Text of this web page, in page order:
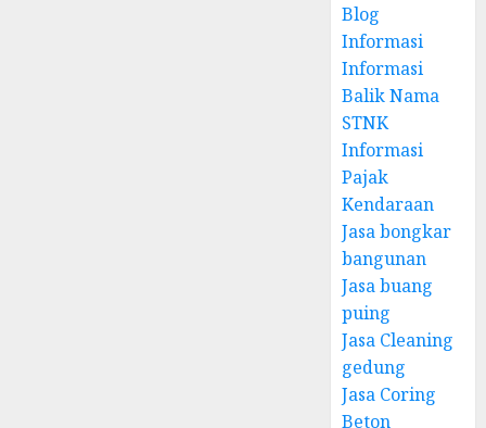
Blog
Informasi
Informasi
Balik Nama
STNK
Informasi
Pajak
Kendaraan
Jasa bongkar
bangunan
Jasa buang
puing
Jasa Cleaning
gedung
Jasa Coring
Beton